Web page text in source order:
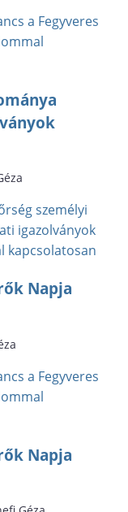
a Fegyveres
személyi
igazolványok
kapcsolatosan
Napja
a Fegyveres
Napja